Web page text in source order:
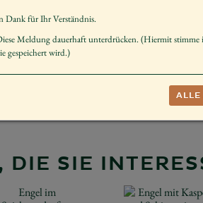
SIE
Dank für Ihr Verständnis.
Meldung dauerhaft unterdrücken. (Hiermit stimme
gespeichert wird.)
ALLE